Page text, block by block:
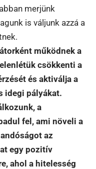
merjünk
is váljunk azzá a
működnek a
csökkenti a
és aktiválja a
idegi pályákat.
a
fel, ami növeli a
az
egy pozitív
ahol a hitelesség